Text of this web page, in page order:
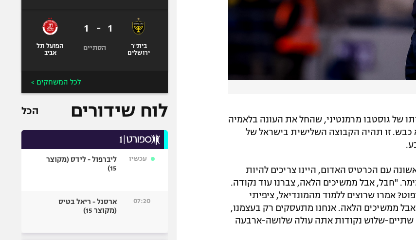
של גוסטבו מרמנטיני, שהחל את העונה בלאמיה
כבש. זו תהיה הקבוצה השלישית בישראל של
עם הכרטיס האדום, היינו צריכים להיות
"חבל, אבל ממשיכים הלאה, צברנו עוד נקודה.
אמרו שרוצים ללמוד מהמונדיאל, ציפיתי
ממשיכים הלאה. אנחנו מתעסקים רק בעצמנו,
שתיים-שלוש נקודות אתה עולה שלושה-ארבעה
בית"ר
ירושלים
1
-
1
הסתיים
הפועל תל
אביב
לכל המשחקים >
לוח שידורים הכל
עכשיו
ליברפול - לידס (מקוצר
15)
07:20
ארסנל - ריאל בטיס
(מקוצר 15)